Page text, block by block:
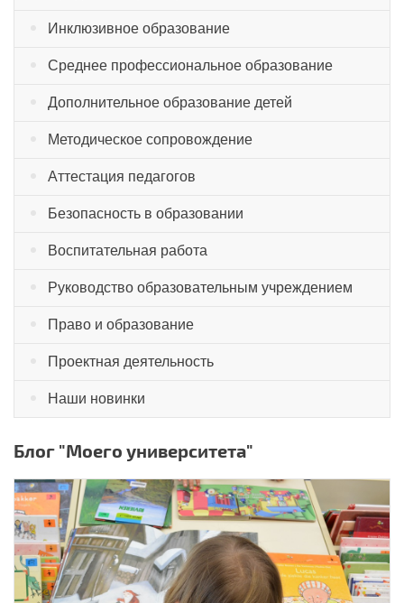
Блог "Моего университета"
Инклюзивное образование
Среднее профессиональное образование
Дополнительное образование детей
Методическое сопровождение
Аттестация педагогов
Безопасность в образовании
Воспитательная работа
Руководство образовательным учреждением
Право и образование
Проектная деятельность
Наши новинки